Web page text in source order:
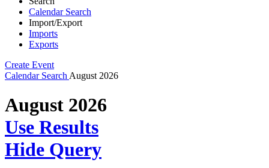
Calendar Search
Import/Export
Imports
Exports
Create Event
Calendar Search August 2026
August 2026
Use Results
Hide Query